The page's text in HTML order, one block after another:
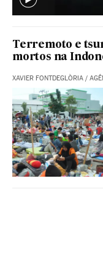
Terremoto e
mortos na
XAVIER FONTDEGLÒRIA /